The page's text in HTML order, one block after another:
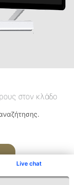
Live chat
στον κλάδο